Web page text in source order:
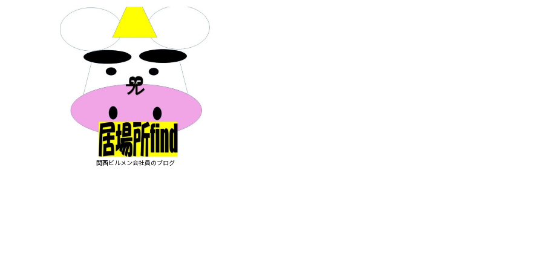
関西ビルメン会社員のブログ